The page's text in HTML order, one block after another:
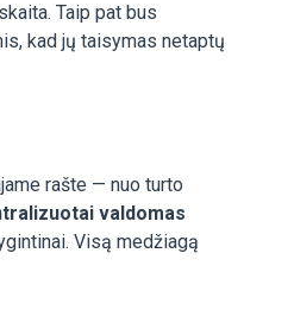
Taip pat bus
kad jų taisymas netaptų
rašte — nuo turto
valdomas
Visą medžiagą